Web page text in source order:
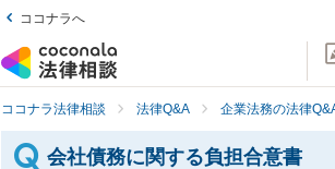
ココナラへ
ココナラ法律相談 法律Q&A 企業法務の法律
会社債務に関する負担合意書